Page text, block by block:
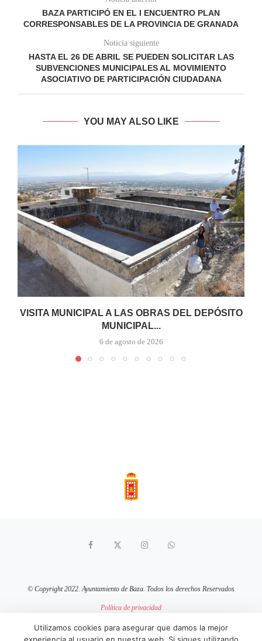
BAZA PARTICIPÓ EN EL I ENCUENTRO PLAN
CORRESPONSABLES DE LA PROVINCIA DE GRANADA
Noticia siguiente
HASTA EL 26 DE ABRIL SE PUEDEN SOLICITAR LAS
SUBVENCIONES MUNICIPALES AL MOVIMIENTO
ASOCIATIVO DE PARTICIPACIÓN CIUDADANA
YOU MAY ALSO LIKE
VISITA MUNICIPAL A LAS OBRAS DEL DEPÓSITO
MUNICIPAL...
6 de agosto de 2026
© Copyright 2022. Ayuntamiento de Baza. Todos los derechos Reservados
Política de privacidad
Política de cookies
Utilizamos cookies para asegurar que damos la mejor